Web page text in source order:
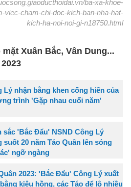
ba-xa-khoe-
viec-cham-chi-doc-kich-ban-nha-hat-
kich-ha-noi-noi-gi-n18750.html
Xuân Bắc, Vân Dung...
Lý nhận bằng khen cống hiến của
trình 'Gặp nhau cuối năm'
sắc 'Bắc Đẩu' NSND Công Lý
suốt 20 năm Táo Quân lên sóng
ngỡ ngàng
2023: 'Bắc Đẩu' Công Lý xuất
kiệu hồng, các Táo để lộ nhiều